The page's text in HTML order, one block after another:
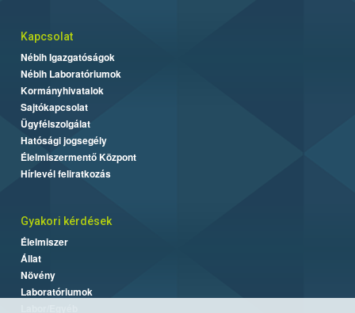
Kapcsolat
Nébih Igazgatóságok
Nébih Laboratóriumok
Kormányhivatalok
Sajtókapcsolat
Ügyfélszolgálat
Hatósági jogsegély
Élelmiszermentő Központ
Hírlevél feliratkozás
Gyakori kérdések
Élelmiszer
Állat
Növény
Laboratóriumok